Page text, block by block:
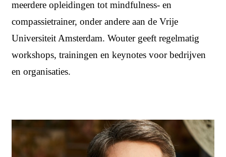
meerdere opleidingen tot mindfulness- en
compassietrainer, onder andere aan de Vrije
Universiteit Amsterdam. Wouter geeft regelmatig
workshops, trainingen en keynotes voor bedrijven
en organisaties.